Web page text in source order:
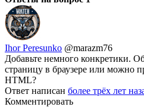
Ihor Peresunko @marazm76
Добавьте немного конкретики.
страницу в браузере или можно
HTML?
Ответ написан более трёх лет
Комментировать